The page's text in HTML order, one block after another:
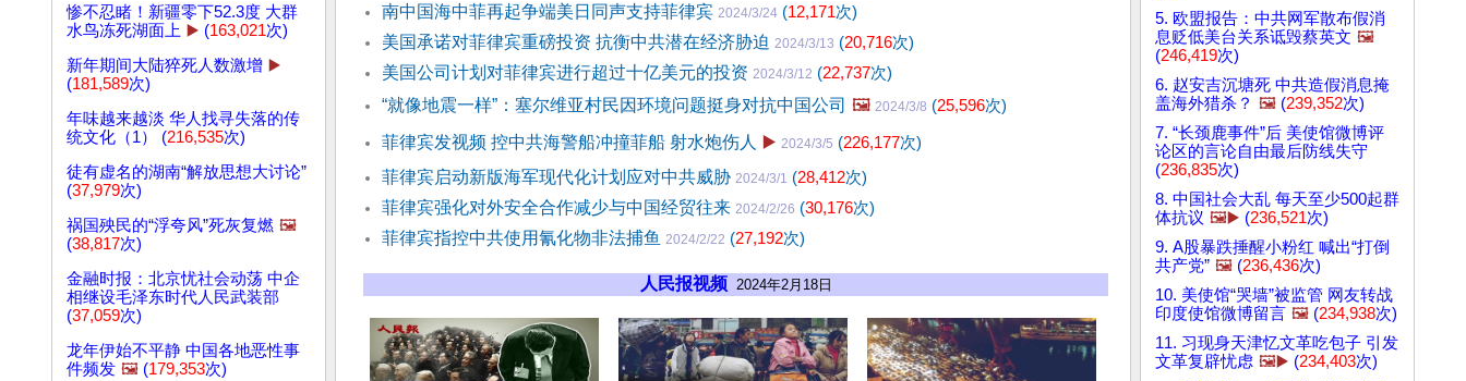
惨不忍睹！新疆零下52.3度 大群
水鸟冻死湖面上 ▶️ (163,021次)
新年期间大陆猝死人数激增 ▶️
(181,589次)
年味越来越淡 华人找寻失落的传
统文化（1） (216,535次)
徒有虚名的湖南“解放思想大讨论”
(37,979次)
祸国殃民的“浮夸风”死灰复燃 🖼️
(38,817次)
金融时报：北京忧社会动荡 中企
相继设毛泽东时代人民武装部
(37,059次)
龙年伊始不平静 中国各地恶性事
件频发 🖼️ (179,353次)
南中国海中菲再起争端美日同声支持菲律宾 2024/3/24 (12,171次)
美国承诺对菲律宾重磅投资 抗衡中共潜在经济胁迫 2024/3/13 (20,716次)
美国公司计划对菲律宾进行超过十亿美元的投资 2024/3/12 (22,737次)
“就像地震一样”：塞尔维亚村民因环境问题挺身对抗中国公司 🖼️ 2024/3/8 (25,596次)
菲律宾发视频 控中共海警船冲撞菲船 射水炮伤人 ▶️ 2024/3/5 (226,177次)
菲律宾启动新版海军现代化计划应对中共威胁 2024/3/1 (28,412次)
菲律宾强化对外安全合作减少与中国经贸往来 2024/2/26 (30,176次)
菲律宾指控中共使用氰化物非法捕鱼 2024/2/22 (27,192次)
人民报视频 2024年2月18日
5. 欧盟报告：中共网军散布假消
息贬低美台关系诋毁蔡英文 🖼️
(246,419次)
6. 赵安吉沉塘死 中共造假消息掩
盖海外猎杀？ 🖼️ (239,352次)
7. “长颈鹿事件”后 美使馆微博评
论区的言论自由最后防线失守
(236,835次)
8. 中国社会大乱 每天至少500起群
体抗议 🖼️▶️ (236,521次)
9. A股暴跌捶醒小粉红 喊出“打倒
共产党” 🖼️ (236,436次)
10. 美使馆“哭墙”被监管 网友转战
印度使馆微博留言 🖼️ (234,938次)
11. 习现身天津忆文革吃包子 引发
文革复辟忧虑 🖼️▶️ (234,403次)